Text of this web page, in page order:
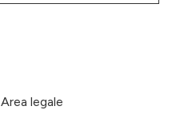
Area legale